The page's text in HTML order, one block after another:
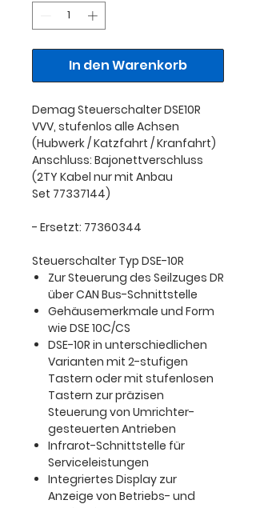
In den Warenkorb
Demag Steuerschalter DSE10R
VVV, stufenlos alle Achsen
(Hubwerk / Katzfahrt / Kranfahrt)
Anschluss: Bajonettverschluss
(2TY Kabel nur mit Anbau
Set 77337144)
- Ersetzt: 77360344
Steuerschalter Typ DSE-10R
Zur Steuerung des Seilzuges DR
über CAN Bus-Schnittstelle
Gehäusemerkmale und Form
wie DSE 10C/CS
DSE-10R in unterschiedlichen
Varianten mit 2-stufigen
Tastern oder mit stufenlosen
Tastern zur präzisen
Steuerung von Umrichter-
gesteuerten Antrieben
Infrarot-Schnittstelle für
Serviceleistungen
Integriertes Display zur
Anzeige von Betriebs- und